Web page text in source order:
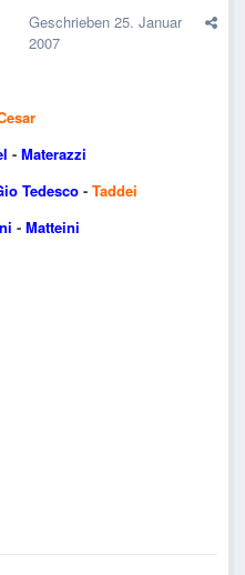
Geschrieben 25. Januar
2007
- Materazzi
Tedesco- Taddei
- Matteini